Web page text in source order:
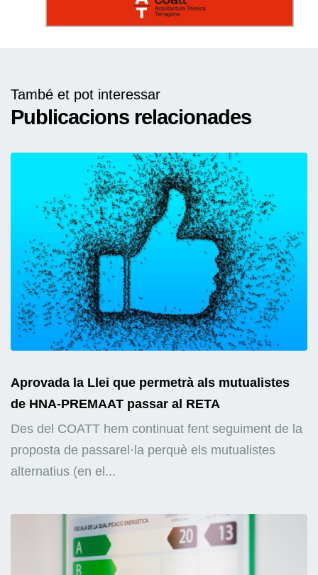
També et pot interessar
Publicacions relacionades
Aprovada la Llei que permetrà als mutualistes
de HNA-PREMAAT passar al RETA
Des del COATT hem continuat fent seguiment de la
proposta de passarel·la perquè els mutualistes
alternatius (en el...